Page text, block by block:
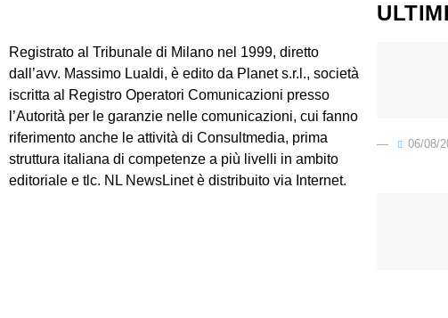
Registrato al Tribunale di Milano nel 1999, diretto
dall’avv. Massimo Lualdi, è edito da Planet s.r.l., società
iscritta al Registro Operatori Comunicazioni presso
l’Autorità per le garanzie nelle comunicazioni, cui fanno
riferimento anche le attività di Consultmedia, prima
struttura italiana di competenze a più livelli in ambito
editoriale e tlc. NL NewsLinet è distribuito via Internet.
06/08/